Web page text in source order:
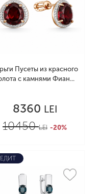
Пусеты из красного
с камнями Фиан...
8360 LEI
10450LEI -20%